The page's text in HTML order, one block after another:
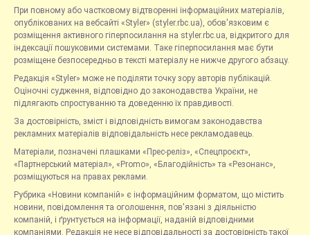
При повному або частковому відтворенні інформаційних матеріалів,
опублікованих на вебсайті «Styler» (styler.rbc.ua), обов'язковим є
розміщення активного гіперпосилання на styler.rbc.ua, відкритого для
індексації пошуковими системами. Таке гіперпосилання має бути
розміщене безпосередньо в тексті матеріалу не нижче другого абзацу.
Редакція «Styler» може не поділяти точку зору авторів публікацій.
Оціночні судження, відповідно до законодавства України, не
підлягають спростуванню та доведенню їх правдивості.
За достовірність, зміст і відповідність вимогам законодавства
рекламних матеріалів відповідальність несе рекламодавець.
Матеріали, позначені плашками «Прес-реліз», «Спецпроєкт»,
«Партнерський матеріал», «Promo», «Благодійність» та «Резонанс»,
розміщуються на правах реклами.
Рубрика «Новини компаній» є інформаційним форматом, що містить
новини, повідомлення та оголошення, пов'язані з діяльністю
компаній, і ґрунтується на інформації, наданій відповідними
компаніями. Редакція не несе відповідальності за достовірність такої